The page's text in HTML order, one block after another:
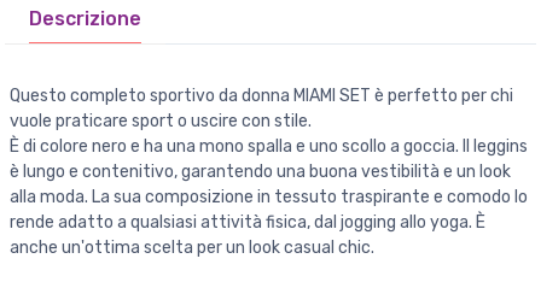
Descrizione
Questo completo sportivo da donna MIAMI SET è perfetto per chi
vuole praticare sport o uscire con stile.
È di colore nero e ha una mono spalla e uno scollo a goccia. Il leggins
è lungo e contenitivo, garantendo una buona vestibilità e un look
alla moda. La sua composizione in tessuto traspirante e comodo lo
rende adatto a qualsiasi attività fisica, dal jogging allo yoga. È
anche un'ottima scelta per un look casual chic.